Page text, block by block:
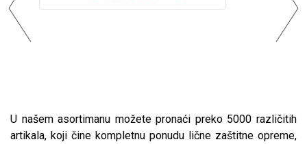
U našem asortimanu možete pronaći preko 5000 različitih
artikala, koji čine kompletnu ponudu lične zaštitne opreme,